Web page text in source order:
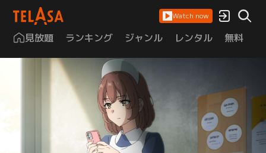
Watch now
見放題 ランキング ジャンル レンタル 無料